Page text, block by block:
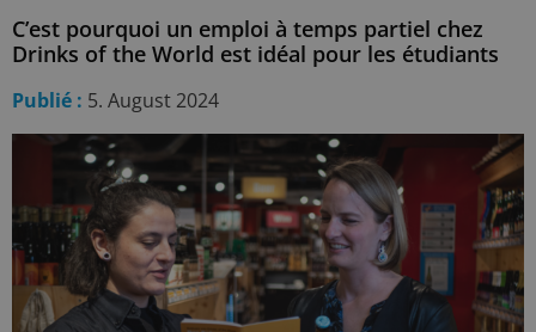
C’est pourquoi un emploi à temps partiel chez
Drinks of the World est idéal pour les étudiants
Publié : 5. August 2024